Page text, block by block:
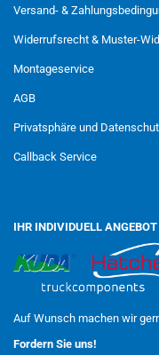
Versand- &
Widerrufsrecht & Muster-
Montageservice
AGB
Privatsphäre und
Callback Service
IHR INDIVIDUELL ANGEBOT
Auf Wunsch machen wir
Fordern Sie uns!